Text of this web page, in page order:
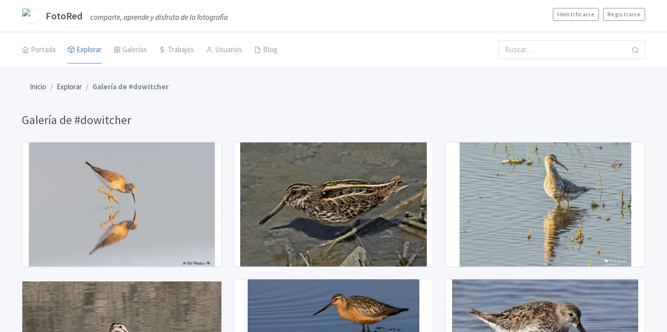
FotoRed comparte, aprende y disfruta de la fotografía Identificarse Registrarse
Portada Explorar Galerías Trabajos Usuarios Blog
Inicio Explorar Galería de #dowitcher
Galería de #dowitcher